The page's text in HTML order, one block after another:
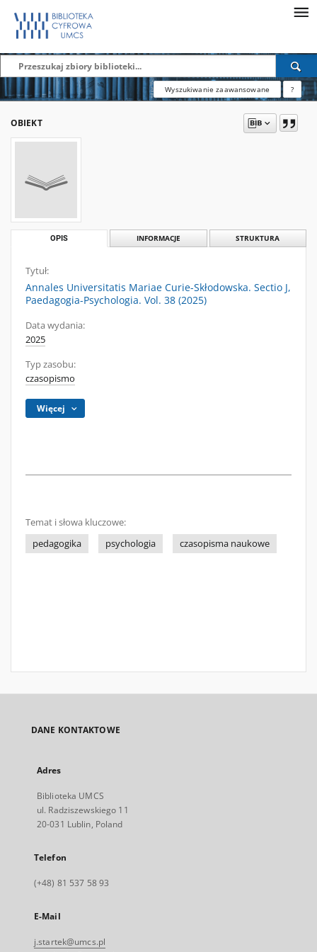
Wyszukiwanie zaawansowane ?
OBIEKT
OPIS INFORMACJE STRUKTURA
Tytuł:
Annales Universitatis Mariae Curie-Skłodowska. Sectio J,
Paedagogia-Psychologia. Vol. 38 (2025)
Data wydania:
2025
Typ zasobu:
czasopismo
Więcej
Temat i słowa kluczowe:
pedagogika
psychologia czasopisma naukowe
DANE KONTAKTOWE
Adres
Biblioteka UMCS
ul. Radziszewskiego 11
20-031 Lublin, Poland
Telefon
(+48) 81 537 58 93
E-Mail
j.startek@umcs.pl